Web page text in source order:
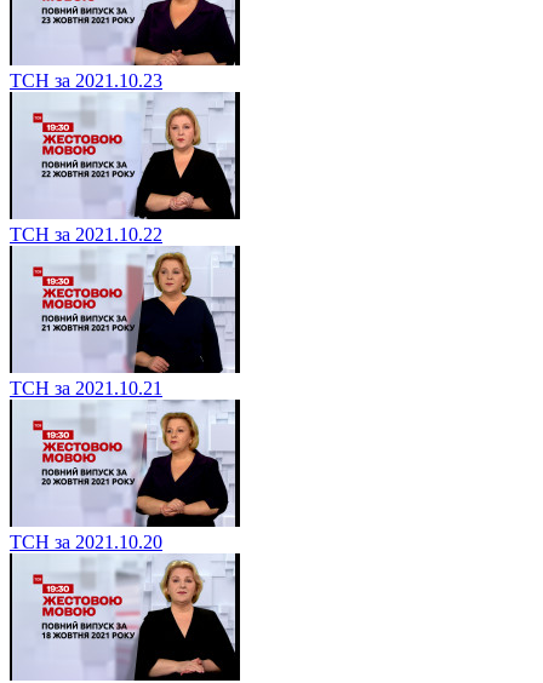
ТСН за 2021.10.23
ТСН за 2021.10.22
ТСН за 2021.10.21
ТСН за 2021.10.20